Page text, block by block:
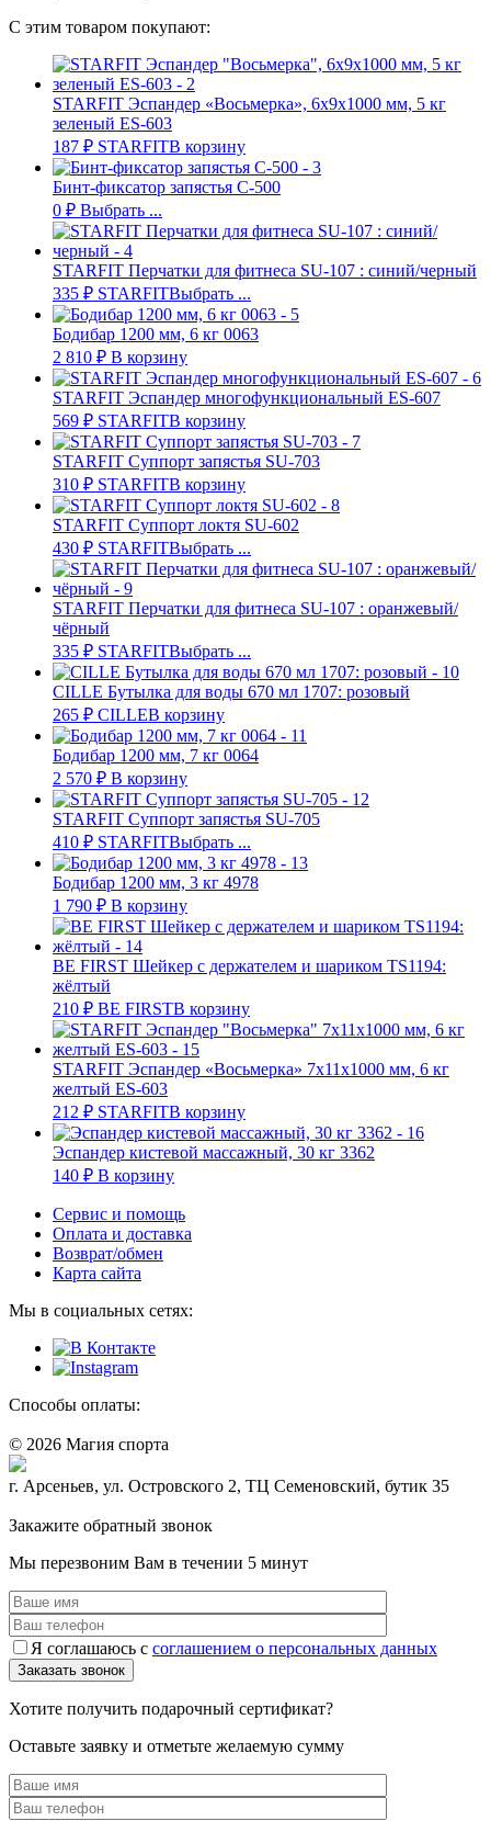
С этим товаром покупают:
STARFIT Эспандер «Восьмерка», 6х9х1000 мм, 5 кг
зеленый ES-603
187 ₽ STARFITВ корзину
Бинт-фиксатор запястья C-500
0 ₽ Выбрать ...
STARFIT Перчатки для фитнеса SU-107 : синий/черный
335 ₽ STARFITВыбрать ...
Бодибар 1200 мм, 6 кг 0063
2 810 ₽ В корзину
STARFIT Эспандер многофункциональный ES-607
569 ₽ STARFITВ корзину
STARFIT Суппорт запястья SU-703
310 ₽ STARFITВ корзину
STARFIT Суппорт локтя SU-602
430 ₽ STARFITВыбрать ...
STARFIT Перчатки для фитнеса SU-107 : оранжевый/
чёрный
335 ₽ STARFITВыбрать ...
CILLE Бутылка для воды 670 мл 1707: розовый
265 ₽ CILLEВ корзину
Бодибар 1200 мм, 7 кг 0064
2 570 ₽ В корзину
STARFIT Суппорт запястья SU-705
410 ₽ STARFITВыбрать ...
Бодибар 1200 мм, 3 кг 4978
1 790 ₽ В корзину
BE FIRST Шейкер с держателем и шариком TS1194:
жёлтый
210 ₽ BE FIRSTВ корзину
STARFIT Эспандер «Восьмерка» 7х11х1000 мм, 6 кг
желтый ES-603
212 ₽ STARFITВ корзину
Эспандер кистевой массажный, 30 кг 3362
140 ₽ В корзину
Сервис и помощь
Оплата и доставка
Возврат/обмен
Карта сайта
Мы в социальных сетях:
Способы оплаты:
© 2026 Магия спорта
г. Арсеньев, ул. Островского 2, ТЦ Семеновский, бутик 35
Закажите обратный звонок
Мы перезвоним Вам в течении 5 минут
Я соглашаюсь с соглашением о персональных данных
Хотите получить подарочный сертификат?
Оставьте заявку и отметьте желаемую сумму